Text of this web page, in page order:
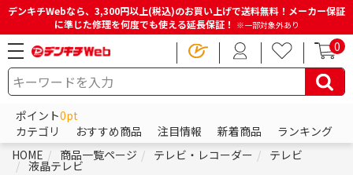
デンキチWebなら、3,300円以上(税込)のお買い上げで送料無料！メーカー保証
に準じた修理を何度でも使える延長保証！ ※一部対象外あり
0
ポイント0pt
カテゴリ
おすすめ商品 注目情報 新着商品
ランキング
HOME
商品一覧ページ テレビ・レコーダー テレビ
液晶テレビ